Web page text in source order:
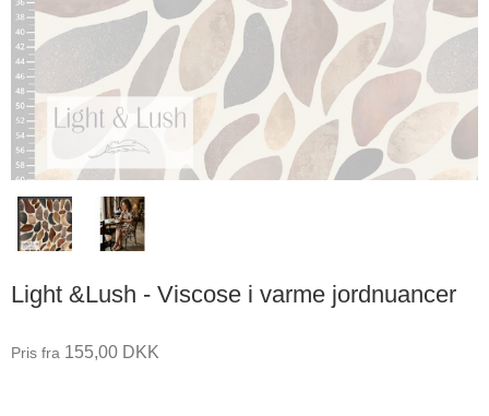
Light &Lush - Viscose i varme jordnuancer
Pris fra 155,00 DKK